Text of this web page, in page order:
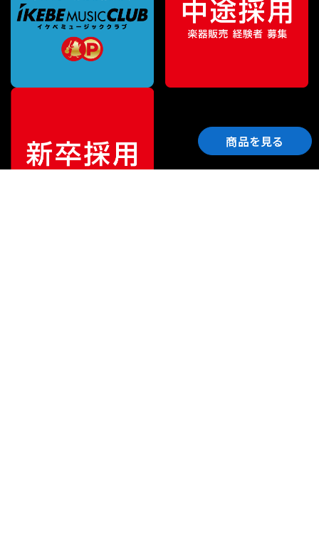
商品を見る